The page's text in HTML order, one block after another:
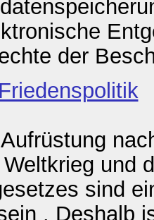
der
und
sind
. Deshalb